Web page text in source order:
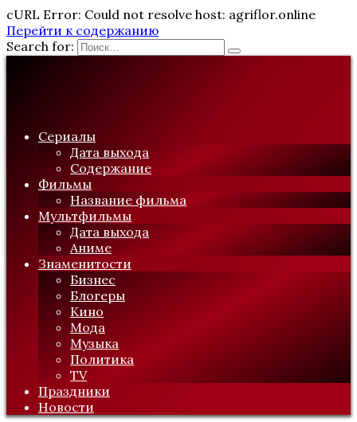
cURL Error: Could not resolve host: agriflor.online
Перейти к содержанию
Search for:
Сериалы
Дата выхода
Содержание
Фильмы
Название фильма
Мультфильмы
Дата выхода
Аниме
Знаменитости
Бизнес
Блогеры
Кино
Мода
Музыка
Политика
TV
Праздники
Новости